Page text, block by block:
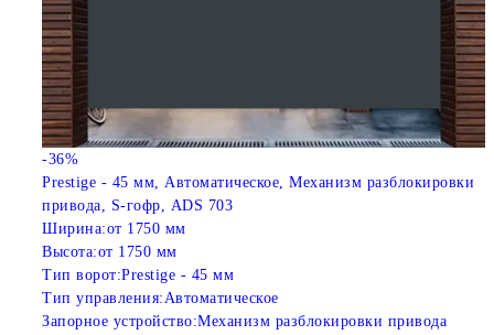
-36%
Prestige - 45 мм, Автоматическое, Механизм разблокировки
привода, S-гофр, ADS 703
Ширина:от 1750 мм
Высота:от 1750 мм
Тип ворот:Prestige - 45 мм
Тип управления:Автоматическое
Запорное устройство:Механизм разблокировки привода